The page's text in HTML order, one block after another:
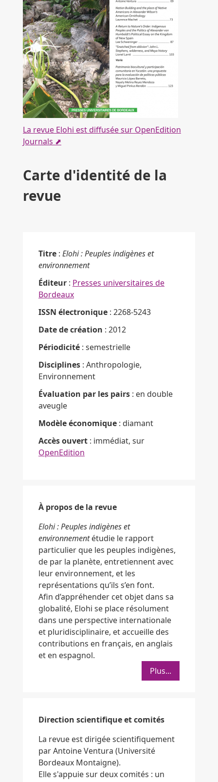
La revue Elohi est diffusée sur OpenEdition
Journals ⬈
Carte d'identité de la
revue
Titre : Elohi : Peuples indigènes et
environnement
Éditeur : Presses universitaires de
Bordeaux
ISSN électronique : 2268-5243
Date de création : 2012
Périodicité : semestrielle
Disciplines : Anthropologie,
Environnement
Évaluation par les pairs : en double
aveugle
Modèle économique : diamant
Accès ouvert : immédiat, sur
OpenEdition
À propos de la revue
Elohi : Peuples indigènes et
environnementétudie le rapport
particulier que les peuples indigènes,
de par la planète, entretiennent avec
leur environnement, et les
représentations qu’ils s’en font.
Afin d’appréhender cet objet dans sa
globalité, Elohi se place résolument
dans une perspective internationale
et pluridisciplinaire, et accueille des
contributions en français, en anglais
et en espagnol.
Plus...
Direction scientifique et comités
La revue est dirigée scientifiquement
par Antoine Ventura (Université
Bordeaux Montaigne).
Elle s'appuie sur deux comités : un